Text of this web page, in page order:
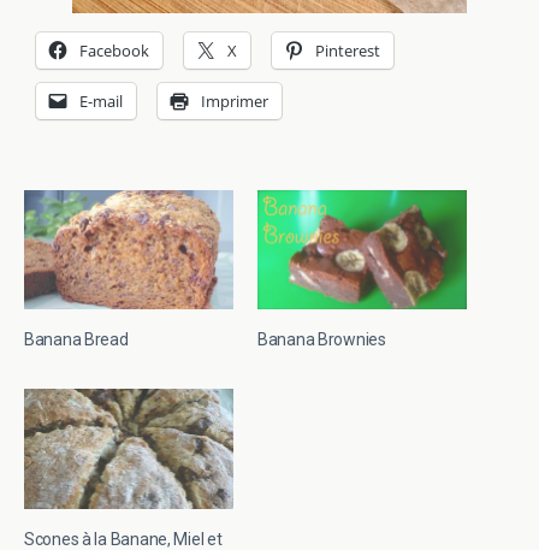
Facebook X Pinterest
E-mail Imprimer
Banana Bread Banana Brownies
Scones à la Banane, Miel et